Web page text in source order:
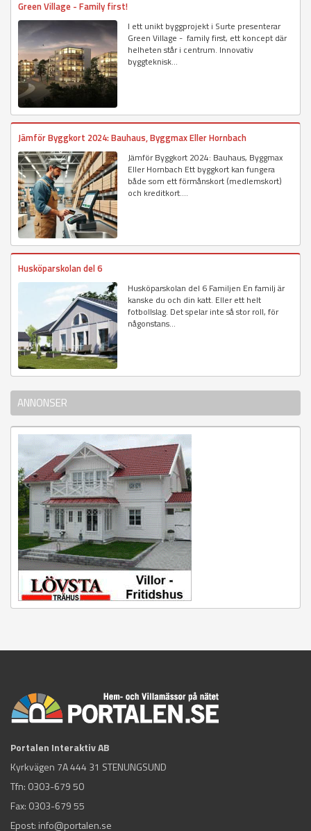
Green Village - Family first!
I ett unikt byggprojekt i Surte presenterar
Green Village - family first, ett koncept där
helheten står i centrum. Innovativ
byggteknisk...
Jämför Byggkort 2024: Bauhaus, Byggmax Eller Hornbach
Jämför Byggkort 2024: Bauhaus, Byggmax
Eller Hornbach Ett byggkort kan fungera
både som ett förmånskort (medlemskort)
och kreditkort....
Husköparskolan del 6
Husköparskolan del 6 Familjen En familj är
kanske du och din katt. Eller ett helt
fotbollslag. Det spelar inte så stor roll, för
någonstans...
ANNONSER
Portalen Interaktiv AB
Kyrkvägen 7A 444 31 STENUNGSUND
Tfn: 0303-679 50
Fax: 0303-679 55
Epost: info@portalen.se